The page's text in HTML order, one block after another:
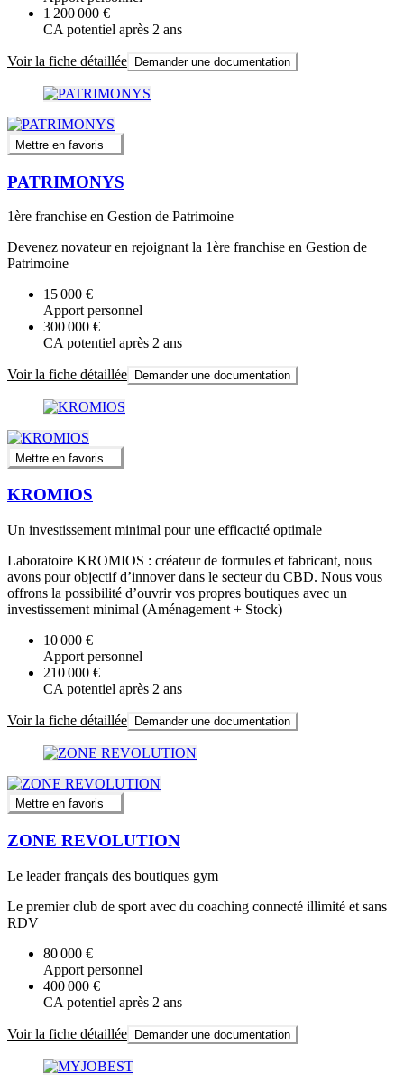
1 200 000 €
CA potentiel après 2 ans
Voir la fiche détaillée Demander une documentation
Mettre en favoris
PATRIMONYS
1ère franchise en Gestion de Patrimoine
Devenez novateur en rejoignant la 1ère franchise en Gestion de
Patrimoine
15 000 €
Apport personnel
300 000 €
CA potentiel après 2 ans
Voir la fiche détaillée Demander une documentation
Mettre en favoris
KROMIOS
Un investissement minimal pour une efficacité optimale
Laboratoire KROMIOS : créateur de formules et fabricant, nous
avons pour objectif d’innover dans le secteur du CBD. Nous vous
offrons la possibilité d’ouvrir vos propres boutiques avec un
investissement minimal (Aménagement + Stock)
10 000 €
Apport personnel
210 000 €
CA potentiel après 2 ans
Voir la fiche détaillée Demander une documentation
Mettre en favoris
ZONE REVOLUTION
Le leader français des boutiques gym
Le premier club de sport avec du coaching connecté illimité et sans
RDV
80 000 €
Apport personnel
400 000 €
CA potentiel après 2 ans
Voir la fiche détaillée Demander une documentation